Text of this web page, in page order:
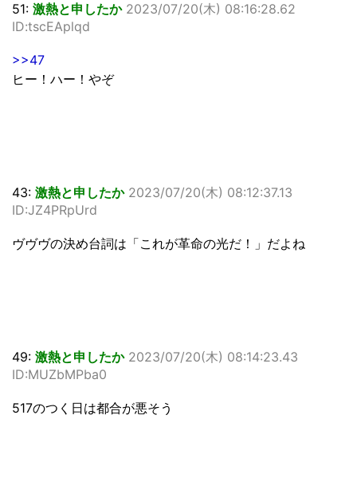
51: 激熱と申したか 2023/07/20(木) 08:16:28.62
ID:tscEAplqd
>>47
ヒー！ハー！やぞ
43: 激熱と申したか 2023/07/20(木) 08:12:37.13
ID:JZ4PRpUrd
ヴヴヴの決め台詞は「これが革命の光だ！」だよね
49: 激熱と申したか 2023/07/20(木) 08:14:23.43
ID:MUZbMPba0
517のつく日は都合が悪そう